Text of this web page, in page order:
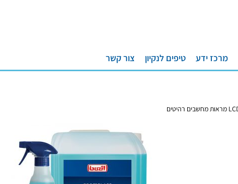
מרכז ידע טיפים לנקיון צור קשר